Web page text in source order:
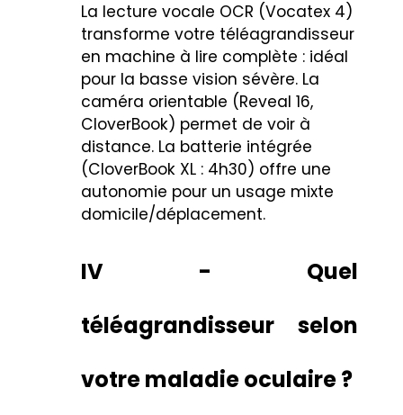
La lecture vocale OCR (Vocatex 4)
transforme votre téléagrandisseur
en machine à lire complète : idéal
pour la basse vision sévère. La
caméra orientable (Reveal 16,
CloverBook) permet de voir à
distance. La batterie intégrée
(CloverBook XL : 4h30) offre une
autonomie pour un usage mixte
domicile/déplacement.
IV - Quel
téléagrandisseur selon
votre maladie oculaire ?